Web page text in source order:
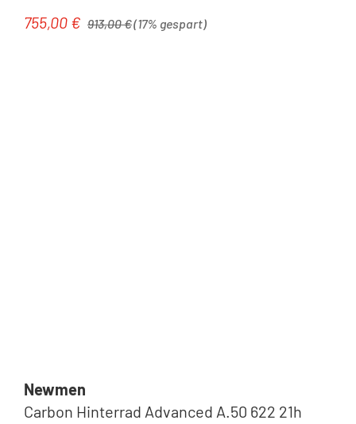
Verkaufspreis:
755,00 € Regulärer Preis:
913,00 €(17% gespart)
Newmen
Carbon Hinterrad Advanced A.50 622 21h